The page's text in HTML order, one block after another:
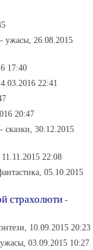
- ужасы, 26.08.2015
17:40
22:41
20:47
- сказки, 30.12.2015
22:08
05.10.2015
страхолюти -
10.09.2015 20:23
03.09.2015 10:27